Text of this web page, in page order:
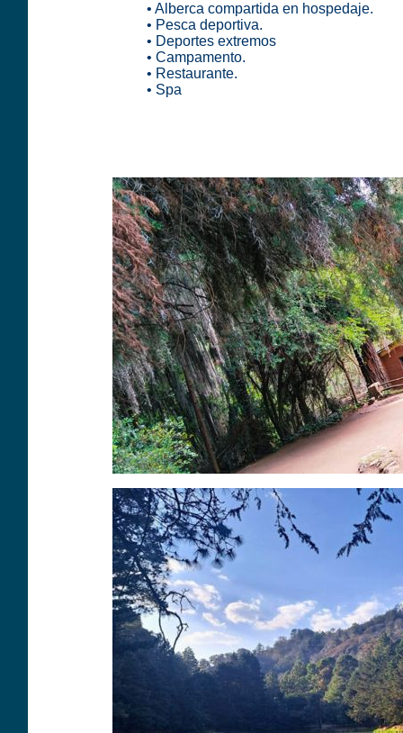
• Alberca compartida en hospedaje.
• Pesca deportiva.
• Deportes extremos
• Campamento.
• Restaurante.
• Spa